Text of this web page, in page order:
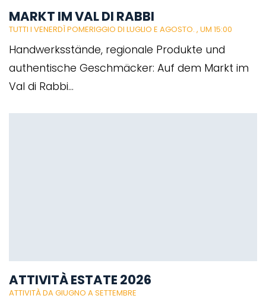
MARKT IM VAL DI RABBI
TUTTI I VENERDÌ POMERIGGIO DI LUGLIO E AGOSTO. , UM 15:00
Handwerksstände, regionale Produkte und
authentische Geschmäcker: Auf dem Markt im
Val di Rabbi...
ATTIVITÀ ESTATE 2026
ATTIVITÀ DA GIUGNO A SETTEMBRE